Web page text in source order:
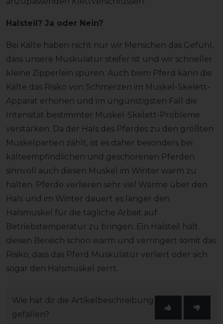
Halsteil? Ja oder Nein?
Bei Kälte haben nicht nur wir Menschen das Gefühl,
dass unsere Muskulatur steifer ist und wir schneller
kleine Zipperlein spüren. Auch beim Pferd kann die
Kälte das Risiko von Schmerzen im Muskel-Skelett-
Apparat erhöhen und im ungünstigsten Fall die
Intensität bestimmter Muskel-Skelett-Probleme
verstärken. Da der Hals des Pferdes zu den größten
Muskelpartien zählt, ist es daher besonders bei
kälteempfindlichen und geschorenen Pferden
sinnvoll auch diesen Muskel im Winter warm zu
halten. Pferde verlieren sehr viel Wärme über den
Hals und im Winter dauert es länger den
Halsmuskel für die tägliche Arbeit auf
Betriebstemperatur zu bringen. Ein Halsteil hält
diesen Bereich schön warm und verringert somit das
Risiko, dass das Pferd Muskulatur verliert oder sich
sogar den Halsmuskel zerrt.
Wie hat dir die Artikelbeschreibung
gefallen?